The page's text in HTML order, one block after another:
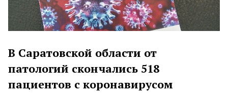
В Саратовской области от
патологий скончались 518
пациентов с коронавирусом